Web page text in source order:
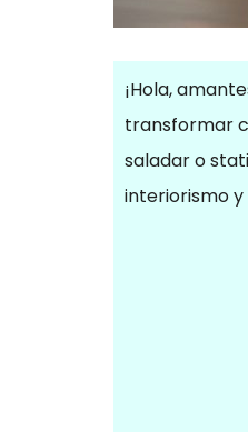
¡Hola,
transformar
saladar o
interiorismo